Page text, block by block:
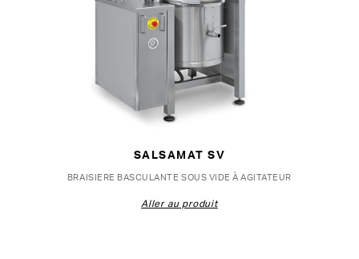
SALSAMAT SV
BRAISIERE BASCULANTE SOUS VIDE À AGITATEUR
Aller au produit